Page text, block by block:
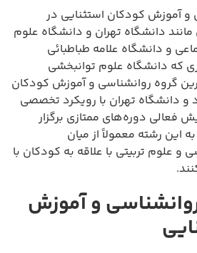
و آموزش کودکان استثنایی در
دانشگاه تهران و دانشگاه علوم
و دانشگاه علامه طباطبائی
که دانشگاه علوم توانبخشی
گروه روانشناسی و آموزش کودکان
و دانشگاه تهران با رویکرد تخصصی
فعالی دوره‌های ممتازی برگزار
این رشته معمولاً از میان
و علوم تربیتی با علاقه به کودکان با
روانشناسی و آموزش